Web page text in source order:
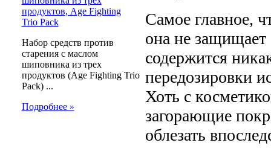
Набор средств против
старения с маслом
шиповника из трех
продуктов (Age Fighting Trio
Pack) ...
Подробнее »
Самое главное,
она не защищает
содержится
передозировки
Хоть с
загорающие
облезать